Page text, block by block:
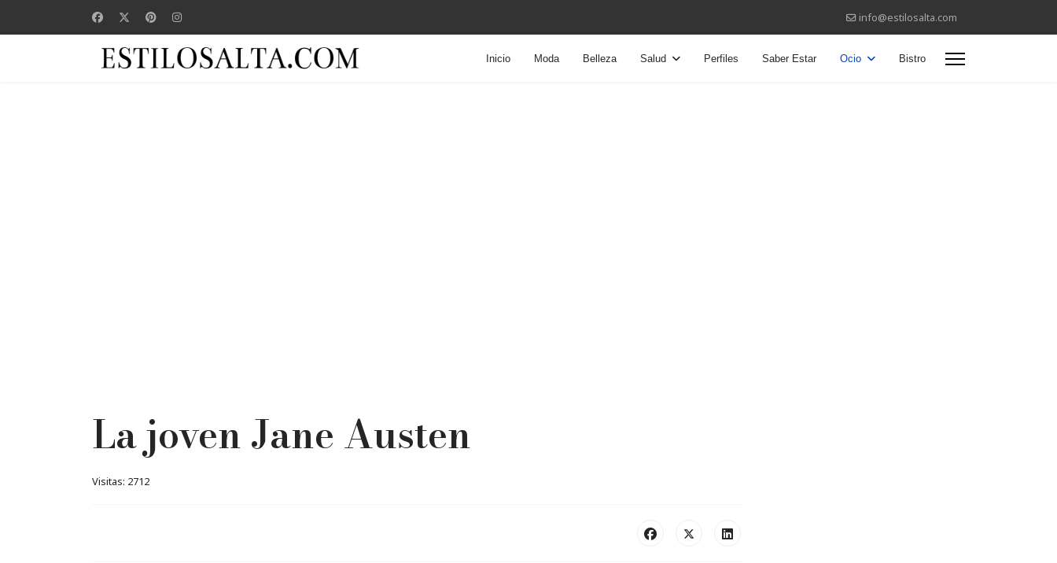
info@estilosalta.com
Inicio Moda Belleza Salud Perfiles Saber Estar Ocio Bistro
La joven Jane Austen
Visitas: 2712